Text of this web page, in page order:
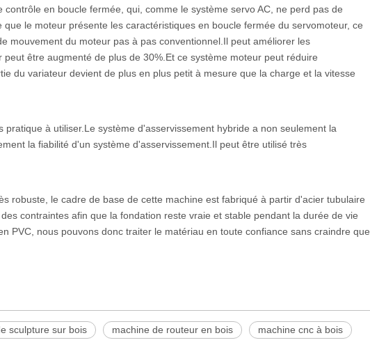
en boucle fermée, qui, comme le système servo AC, ne perd pas de
le moteur présente les caractéristiques en boucle fermée du servomoteur, ce
mouvement du moteur pas à pas conventionnel.Il peut améliorer les
être augmenté de plus de 30%.Et ce système moteur peut réduire
du variateur devient de plus en plus petit à mesure que la charge et la vitesse
à utiliser.Le système d'asservissement hybride a non seulement la
la fiabilité d'un système d'asservissement.Il peut être utilisé très
robuste, le cadre de base de cette machine est fabriqué à partir d'acier tubulaire
contraintes afin que la fondation reste vraie et stable pendant la durée de vie
PVC, nous pouvons donc traiter le matériau en toute confiance sans craindre que
sculpture sur bois machine de routeur en bois machine cnc à bois